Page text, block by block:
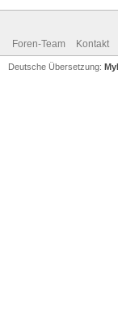
Foren-Team Kontakt
Deutsche Übersetzung: